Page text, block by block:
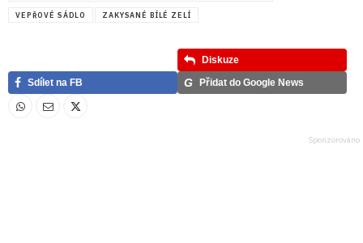
VEPŘOVÉ SÁDLO ZAKYSANÉ BÍLÉ ZELÍ
Diskuze
Sdílet na FB
G Přidat do Google News